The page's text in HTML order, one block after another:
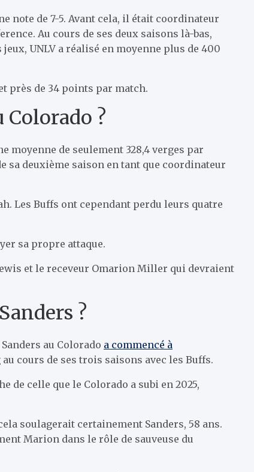
note de 7-5. Avant cela, il était coordinateur
Au cours de ses deux saisons là-bas,
UNLV a réalisé en moyenne plus de 400
près de 34 points par match.
?
moyenne de seulement 328,4 verges par
sa deuxième saison en tant que coordinateur
Les Buffs ont cependant perdu leurs quatre
sa propre attaque.
et le receveur Omarion Miller qui devraient
?
au Colorado a commencé à
cours de ses trois saisons avec les Buffs.
de celle que le Colorado a subi en 2025,
soulagerait certainement Sanders, 58 ans.
Marion dans le rôle de sauveuse du